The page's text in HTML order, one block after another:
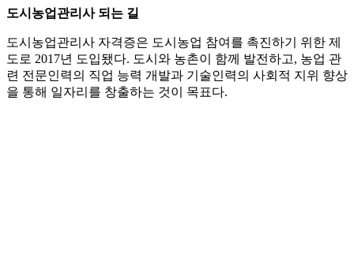
도시농업관리사 되는 길
도시농업관리사 자격증은 도시농업 참여를 촉진하기 위한 제
도로 2017년 도입됐다. 도시와 농촌이 함께 발전하고, 농업 관
련 전문인력의 직업 능력 개발과 기술인력의 사회적 지위 향상
을 통해 일자리를 창출하는 것이 목표다.